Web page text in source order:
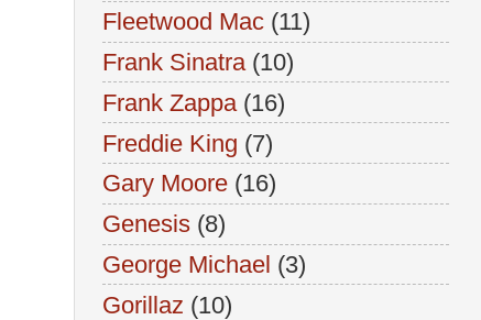
Fleetwood Mac (11)
Frank Sinatra (10)
Frank Zappa (16)
Freddie King (7)
Gary Moore (16)
Genesis (8)
George Michael (3)
Gorillaz (10)